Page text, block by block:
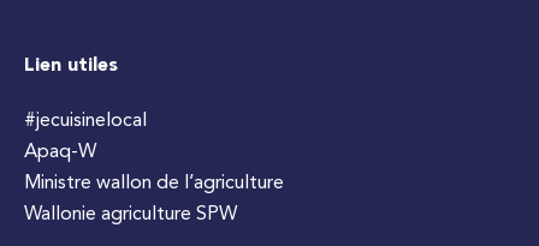
Lien utiles
#jecuisinelocal
Apaq-W
Ministre wallon de l’agriculture
Wallonie agriculture SPW